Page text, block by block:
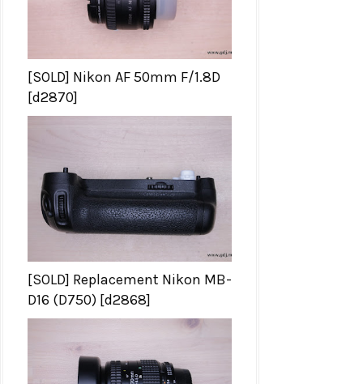
[SOLD] Nikon AF 50mm F/1.8D
[d2870]
[SOLD] Replacement Nikon MB-
D16 (D750) [d2868]